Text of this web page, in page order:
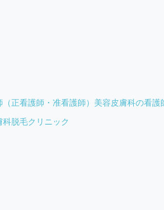
正看護師・准看護師） 美容皮膚科の看護
科脱毛クリニック